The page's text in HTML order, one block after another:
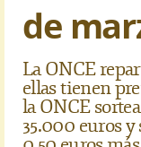
de
La ONCE
ellas tienen
la ONCE
35.000 euros y